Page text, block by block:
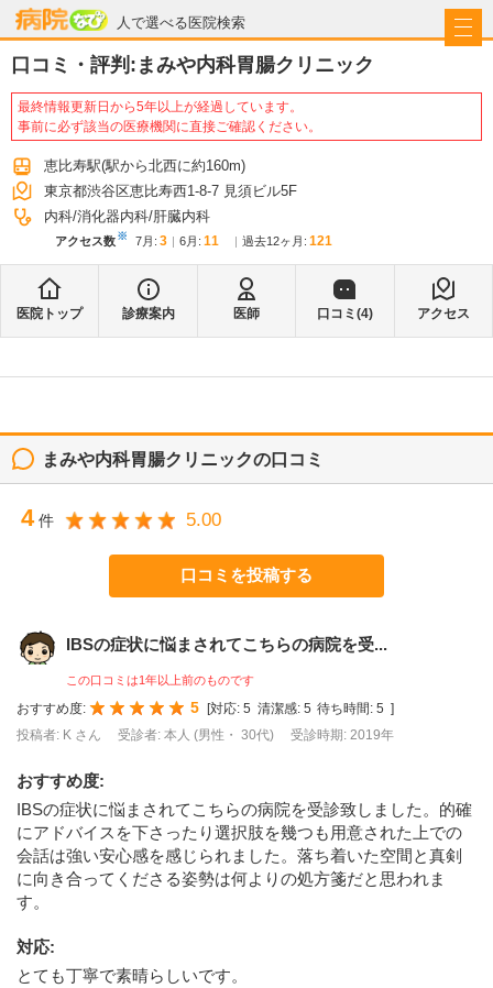
人で選べる医院検索
病院なび
口コミ・評判:まみや内科胃腸クリニック
最終情報更新日から5年以上が経過しています。
事前に必ず該当の医療機関に直接ご確認ください。
恵比寿駅(駅から北西に約160m)
東京都渋谷区恵比寿西1-8-7 見須ビル5F
内科 消化器内科 肝臓内科
アクセス数※ 7月 : 3 6月 : 11 過去12ヶ月: 121
医院トップ 診療案内 医師 口コミ(4) アクセス
まみや内科胃腸クリニックの口コミ
4 件 5.00
口コミを投稿する
IBSの症状に悩まされてこちらの病院を受...
この口コミは1年以上前のものです
おすすめ度: 5 [対応: 5 清潔感: 5 待ち時間: 5 ]
投稿者: K さん
受診者: 本人 (男性・ 30代) 受診時期: 2019年
おすすめ度:
IBSの症状に悩まされてこちらの病院を受診致しました。的確
にアドバイスを下さったり選択肢を幾つも用意された上での
会話は強い安心感を感じられました。落ち着いた空間と真剣
に向き合ってくださる姿勢は何よりの処方箋だと思われま
す。
対応:
とても丁寧で素晴らしいです。